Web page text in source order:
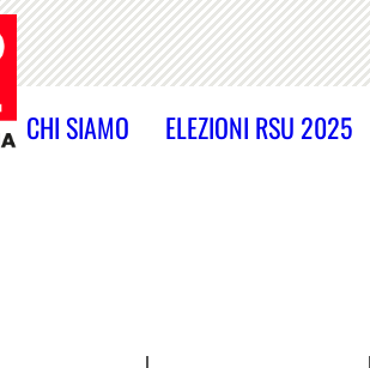
CHI SIAMO ELEZIONI RSU 2025